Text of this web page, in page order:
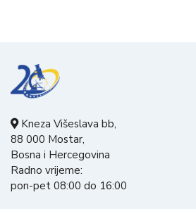
Kneza Višeslava bb,
88 000 Mostar,
Bosna i Hercegovina
Radno vrijeme:
pon-pet 08:00 do 16:00